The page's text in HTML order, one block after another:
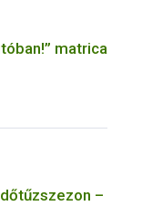
Idén is igényelhető a „Ne hagyj az autóban!” matrica
–